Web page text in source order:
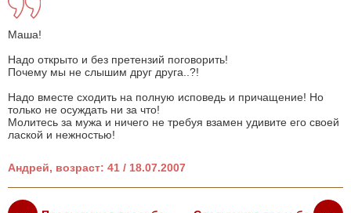
Маша!
Надо открыто и без претензий поговорить!
Почему мы не слышим друг друга..?!
Надо вместе сходить на полную исповедь и причащение! Но
только не осуждать ни за что!
Молитесь за мужа и ничего не требуя взамен удивите его своей
лаской и нежностью!
Андрей, возраст: 41 / 18.07.2007